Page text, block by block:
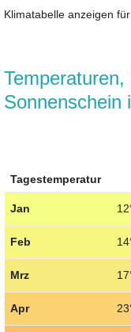
Klimatabelle anzeigen
Sonnenschein
Tagestemperatur
Jan
Feb
Mrz
Apr